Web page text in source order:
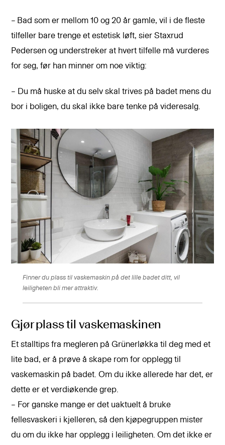
– Bad som er mellom 10 og 20 år gamle, vil i de fleste
tilfeller bare trenge et estetisk løft, sier Staxrud
Pedersen og understreker at hvert tilfelle må vurderes
for seg, før han minner om noe viktig:
– Du må huske at du selv skal trives på badet mens du
bor i boligen, du skal ikke bare tenke på videresalg.
Finner du plass til vaskemaskin på det lille badet ditt, vil
leiligheten bli mer attraktiv.
Gjør plass til vaskemaskinen
Et stalltips fra megleren på Grünerløkka til deg med et
lite bad, er å prøve å skape rom for opplegg til
vaskemaskin på badet. Om du ikke allerede har det, er
dette er et verdiøkende grep.
– For ganske mange er det uaktuelt å bruke
fellesvaskeri i kjelleren, så den kjøpegruppen mister
du om du ikke har opplegg i leiligheten. Om det ikke er